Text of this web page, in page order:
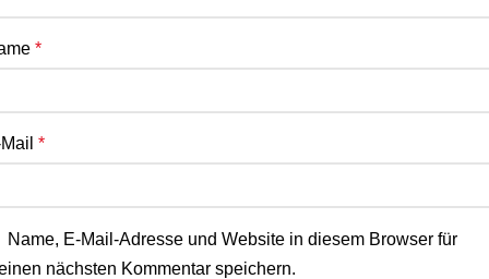
*
*
Name, E-Mail-Adresse und Website in diesem Browser für
nächsten Kommentar speichern.